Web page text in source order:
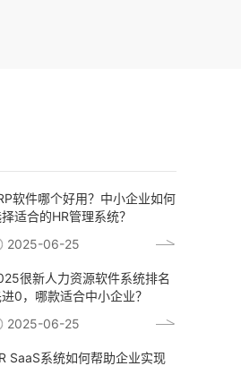
软件哪个好用？中小企业如何
适合的HR管理系统？
2025-06-25
很新人力资源软件系统排名
0，哪款适合中小企业？
2025-06-25
SaaS系统如何帮助企业实现